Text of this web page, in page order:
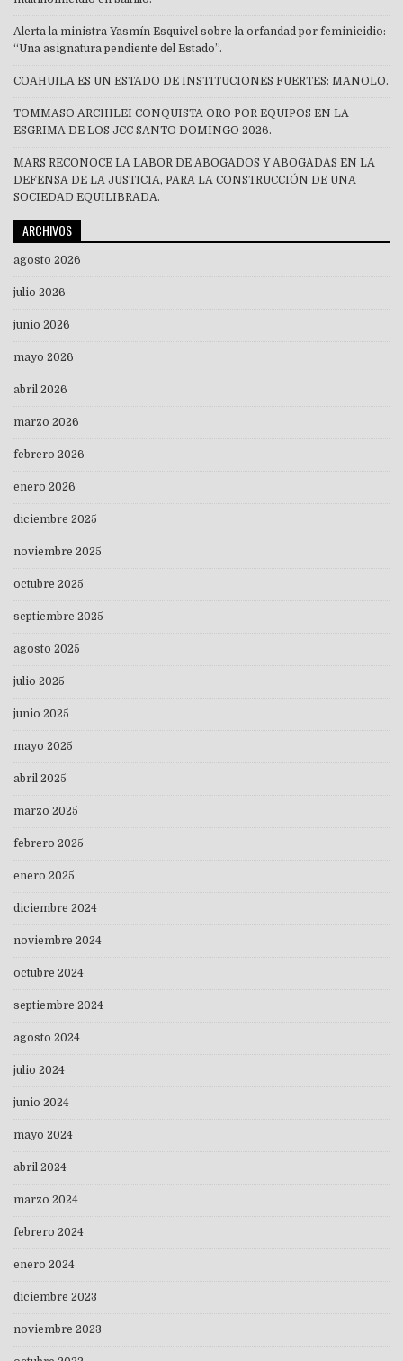
Alerta la ministra Yasmín Esquivel sobre la orfandad por feminicidio:
“Una asignatura pendiente del Estado”.
COAHUILA ES UN ESTADO DE INSTITUCIONES FUERTES: MANOLO.
TOMMASO ARCHILEI CONQUISTA ORO POR EQUIPOS EN LA
ESGRIMA DE LOS JCC SANTO DOMINGO 2026.
MARS RECONOCE LA LABOR DE ABOGADOS Y ABOGADAS EN LA
DEFENSA DE LA JUSTICIA, PARA LA CONSTRUCCIÓN DE UNA
SOCIEDAD EQUILIBRADA.
ARCHIVOS
agosto 2026
julio 2026
junio 2026
mayo 2026
abril 2026
marzo 2026
febrero 2026
enero 2026
diciembre 2025
noviembre 2025
octubre 2025
septiembre 2025
agosto 2025
julio 2025
junio 2025
mayo 2025
abril 2025
marzo 2025
febrero 2025
enero 2025
diciembre 2024
noviembre 2024
octubre 2024
septiembre 2024
agosto 2024
julio 2024
junio 2024
mayo 2024
abril 2024
marzo 2024
febrero 2024
enero 2024
diciembre 2023
noviembre 2023